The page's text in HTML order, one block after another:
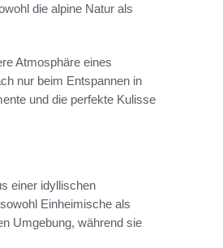
die alpine Natur als
Atmosphäre eines
nur beim Entspannen in
und die perfekte Kulisse
einer idyllischen
Einheimische als
Umgebung, während sie